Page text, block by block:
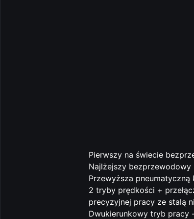
Pierwszy na świecie
Najlżejszy bezprzewodowy
Przewyższa
2 tryby prędkości +
precyzyjnej pracy ze stalą
Dwukierunkowy tryb pracy